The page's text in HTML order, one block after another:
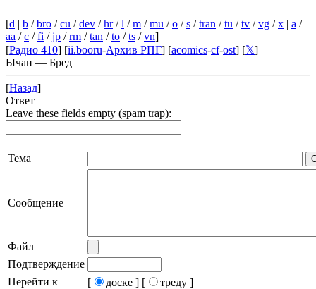
[d | b /bro /cu /dev /hr/l /m /mu /o /s /tran /tu /tv /vg /x | a /
aa /c /fi /jp /rm /tan /to /ts /vn]
[Радио 410] [ii.booru-Архив РПГ] [acomics-cf-ost] [𝕏]
Ычан — Бред
[Назад]
Ответ
Leave these fields empty (spam trap):
Тема
Сообщение
Файл
Подтверждение
Перейти к
[ доске ] [
треду ]